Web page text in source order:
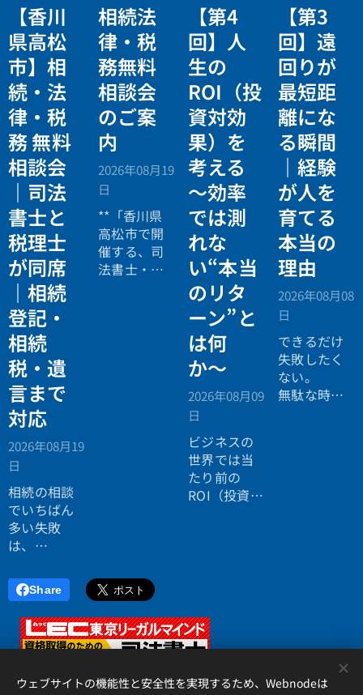
【香川
県高松
市】相
続・法
律・税
務 無料
相談会
｜司法
書士と
税理士
が同席
｜相続
登記・
相続
税・遺
言まで
対応
2026年08月19
日
相続の相談
でいちばん
多い失敗
は、
行ったら登
記の話がで
きず、司法
書士に行っ
たら税金が
い」ことで
相続法
律・税
務無料
相談会
のご案
内
2026年08月19
日
**「香川県
高松市で開
催する、司
法書士・税
【第4
回】人
生の
ROI（投
資対効
果）を
考える
〜効率
では測
れな
い“本当
のリタ
ーン”と
は何
か〜
2026年08月09
日
ビジネスの
世界では当
たり前の
ROI（投資対
【第3
回】遠
回りが
最短距
離にな
る瞬間
｜経験
が人を
育てる
本当の
理由
2026年08月08
日
できるだけ
失敗したく
ない。
無駄な時間
Share
ウェブサイトの機能性と安全性を実現するため、Webnodeは